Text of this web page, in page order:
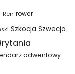
Ren rower
Szkocja Szwecja
adwentowy